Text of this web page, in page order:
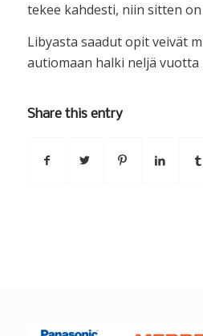
tekee kahdesti, niin sitten on
Libyasta saadut opit veivät
autiomaan halki neljä vuotta
Share this entry